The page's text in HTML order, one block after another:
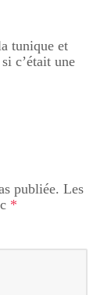
tunique et
c’était une
publiée. Les
*